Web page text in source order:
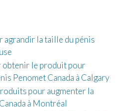
agrandir la taille du pénis
obtenir le produit pour
Penomet Canada à Calgary
pour augmenter la
à Montréal